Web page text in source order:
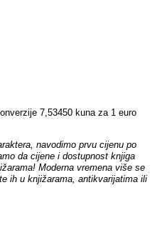
7,53450 kuna za 1 euro
navodimo prvu cijenu po
da cijene i dostupnost knjiga
Moderna vremena više se
ih u knjižarama, antikvarijatima ili